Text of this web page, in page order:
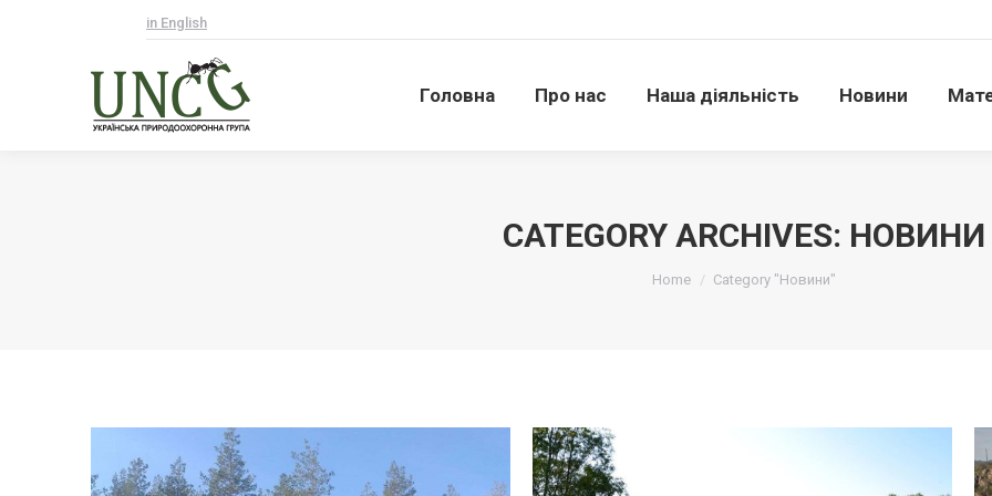
in English
Головна Про нас Наша діяльність Новини
CATEGORY ARCHIVES: НОВИНИ
Home Category "Новини"
Головна Про нас Наша діяльність Новини